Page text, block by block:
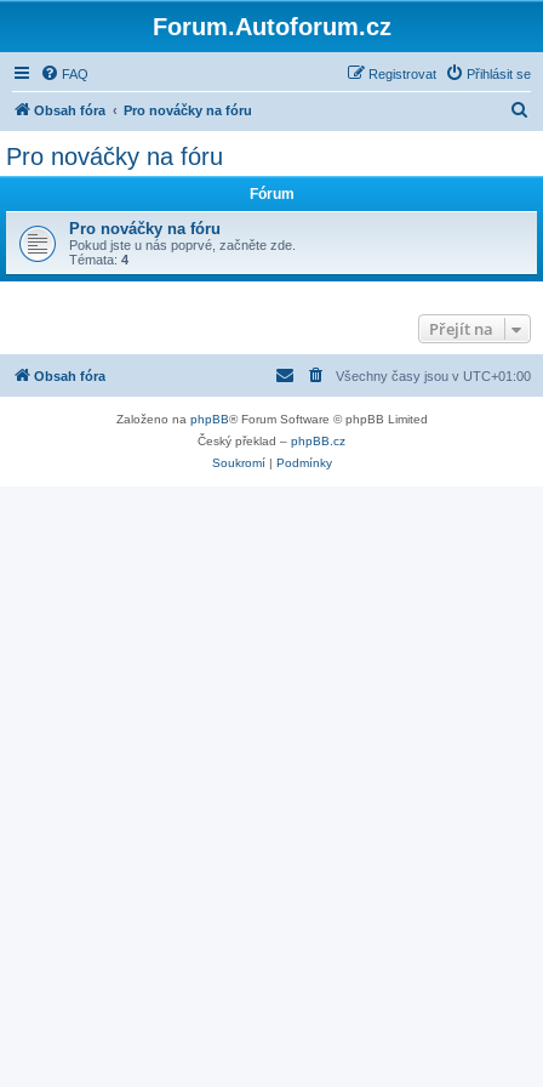
Forum.Autoforum.cz
FAQ Přihlásit se
Registrovat
Obsah fóra Pro nováčky na fóru
Pro nováčky na fóru
Fórum
Pro nováčky na fóru
Pokud jste u nás poprvé, začněte zde.
Témata: 4
Přejít na
Obsah fóra Všechny časy jsou v UTC+01:00
Založeno na phpBB® Forum Software © phpBB Limited
Český překlad – phpBB.cz
Soukromí| Podmínky